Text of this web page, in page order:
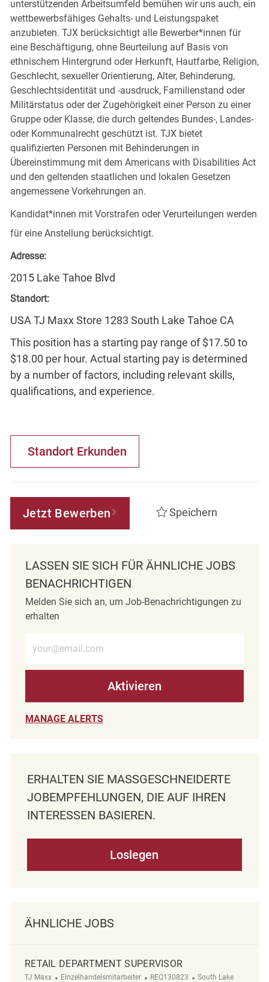
unterstützenden Arbeitsumfeld bemühen wir uns auch, ein
wettbewerbsfähiges Gehalts- und Leistungspaket
anzubieten. TJX berücksichtigt alle Bewerber*innen für
eine Beschäftigung, ohne Beurteilung auf Basis von
ethnischem Hintergrund oder Herkunft, Hautfarbe, Religion,
Geschlecht, sexueller Orientierung, Alter, Behinderung,
Geschlechtsidentität und -ausdruck, Familienstand oder
Militärstatus oder der Zugehörigkeit einer Person zu einer
Gruppe oder Klasse, die durch geltendes Bundes-, Landes-
oder Kommunalrecht geschützt ist. TJX bietet
qualifizierten Personen mit Behinderungen in
Übereinstimmung mit dem Americans with Disabilities Act
und den geltenden staatlichen und lokalen Gesetzen
angemessene Vorkehrungen an.
Kandidat*innen mit Vorstrafen oder Verurteilungen werden
für eine Anstellung berücksichtigt.
Adresse:
2015 Lake Tahoe Blvd
Standort:
USA TJ Maxx Store 1283 South Lake Tahoe CA
This position has a starting pay range of $17.50 to
$18.00 per hour. Actual starting pay is determined
by a number of factors, including relevant skills,
qualifications, and experience.
Standort Erkunden
Jetzt Bewerben Speichern
LASSEN SIE SICH FÜR ÄHNLICHE JOBS
BENACHRICHTIGEN
Melden Sie sich an, um Job-Benachrichtigungen zu
erhalten
Aktivieren
MANAGE ALERTS
ERHALTEN SIE MASSGESCHNEIDERTE J
OBEMPFEHLUNGEN, DIE AUF IHREN I
NTERESSEN BASIEREN.
Loslegen
ÄHNLICHE JOBS
RETAIL DEPARTMENT SUPERVISOR
TJ Maxx Kategorie
Einzelhandelsmitarbeiter ReqId
REQ130823 Ort
South Lake